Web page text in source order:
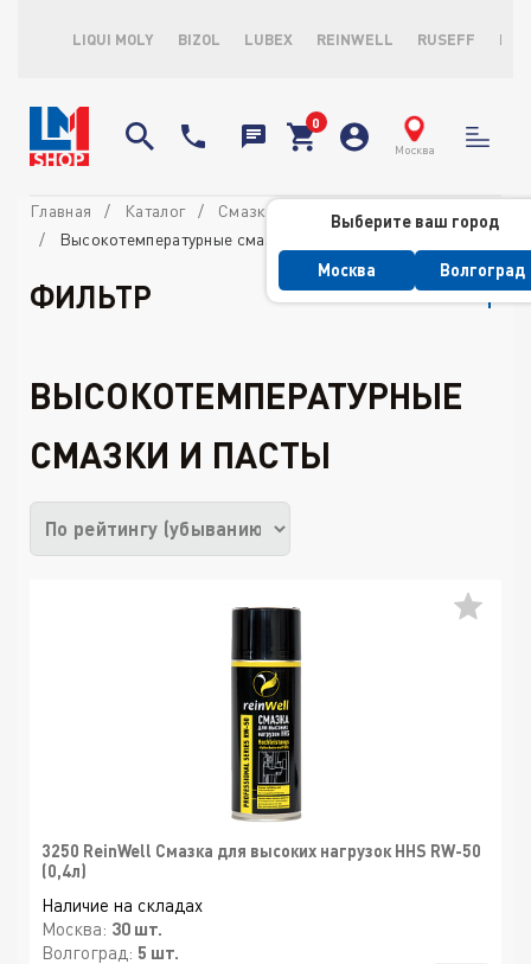
LIQUI MOLY BIZOL LUBEX REINWELL RUSEFF
Москва
Выберите ваш город
Москва Волгоград
Главная Каталог
Смазки
Высокотемпературные смазки и пасты
ФИЛЬТР
ВЫСОКОТЕМПЕРАТУРНЫЕ
СМАЗКИ И ПАСТЫ
3250 ReinWell Смазка для высоких нагрузок HHS RW-50
(0,4л)
Наличие на складах
Москва: 30 шт.
Волгоград: 5 шт.